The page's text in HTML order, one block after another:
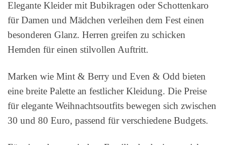
Elegante Kleider mit Bubikragen oder Schottenkaro
für Damen und Mädchen verleihen dem Fest einen
besonderen Glanz. Herren greifen zu schicken
Hemden für einen stilvollen Auftritt.
Marken wie Mint & Berry und Even & Odd bieten
eine breite Palette an festlicher Kleidung. Die Preise
für elegante Weihnachtsoutfits bewegen sich zwischen
30 und 80 Euro, passend für verschiedene Budgets.